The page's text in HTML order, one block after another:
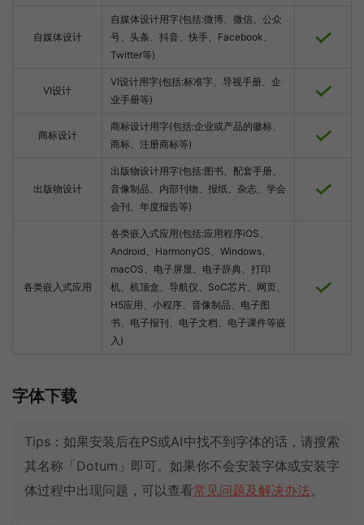
自媒体设计
自媒体设计用字(包括:微博、微信、公众
号、头条、抖音、快手、Facebook、
Twitter等)
VI设计
VI设计用字(包括:标准字、导视手册、企
业手册等)
商标设计
商标设计用字(包括:企业或产品的徽标、
商标、注册商标等)
出版物设计
出版物设计用字(包括:图书、配套手册、
音像制品、内部刊物、报纸、杂志、学会
会刊、年度报告等)
各类嵌入式应用
各类嵌入式应用(包括:应用程序iOS、
Android、HarmonyOS、Windows、
macOS、电子屏显、电子辞典、打印
机、机顶盒、导航仪、SoC芯片、网页、
H5应用、小程序、音像制品、电子图
书、电子报刊、电子文档、电子课件等嵌
入)
字体下载
Tips：如果安装后在PS或AI中找不到字体的话，请搜索
其名称「Dotum」即可。如果你不会安装字体或安装字
体过程中出现问题，可以查看常见问题及解决办法。